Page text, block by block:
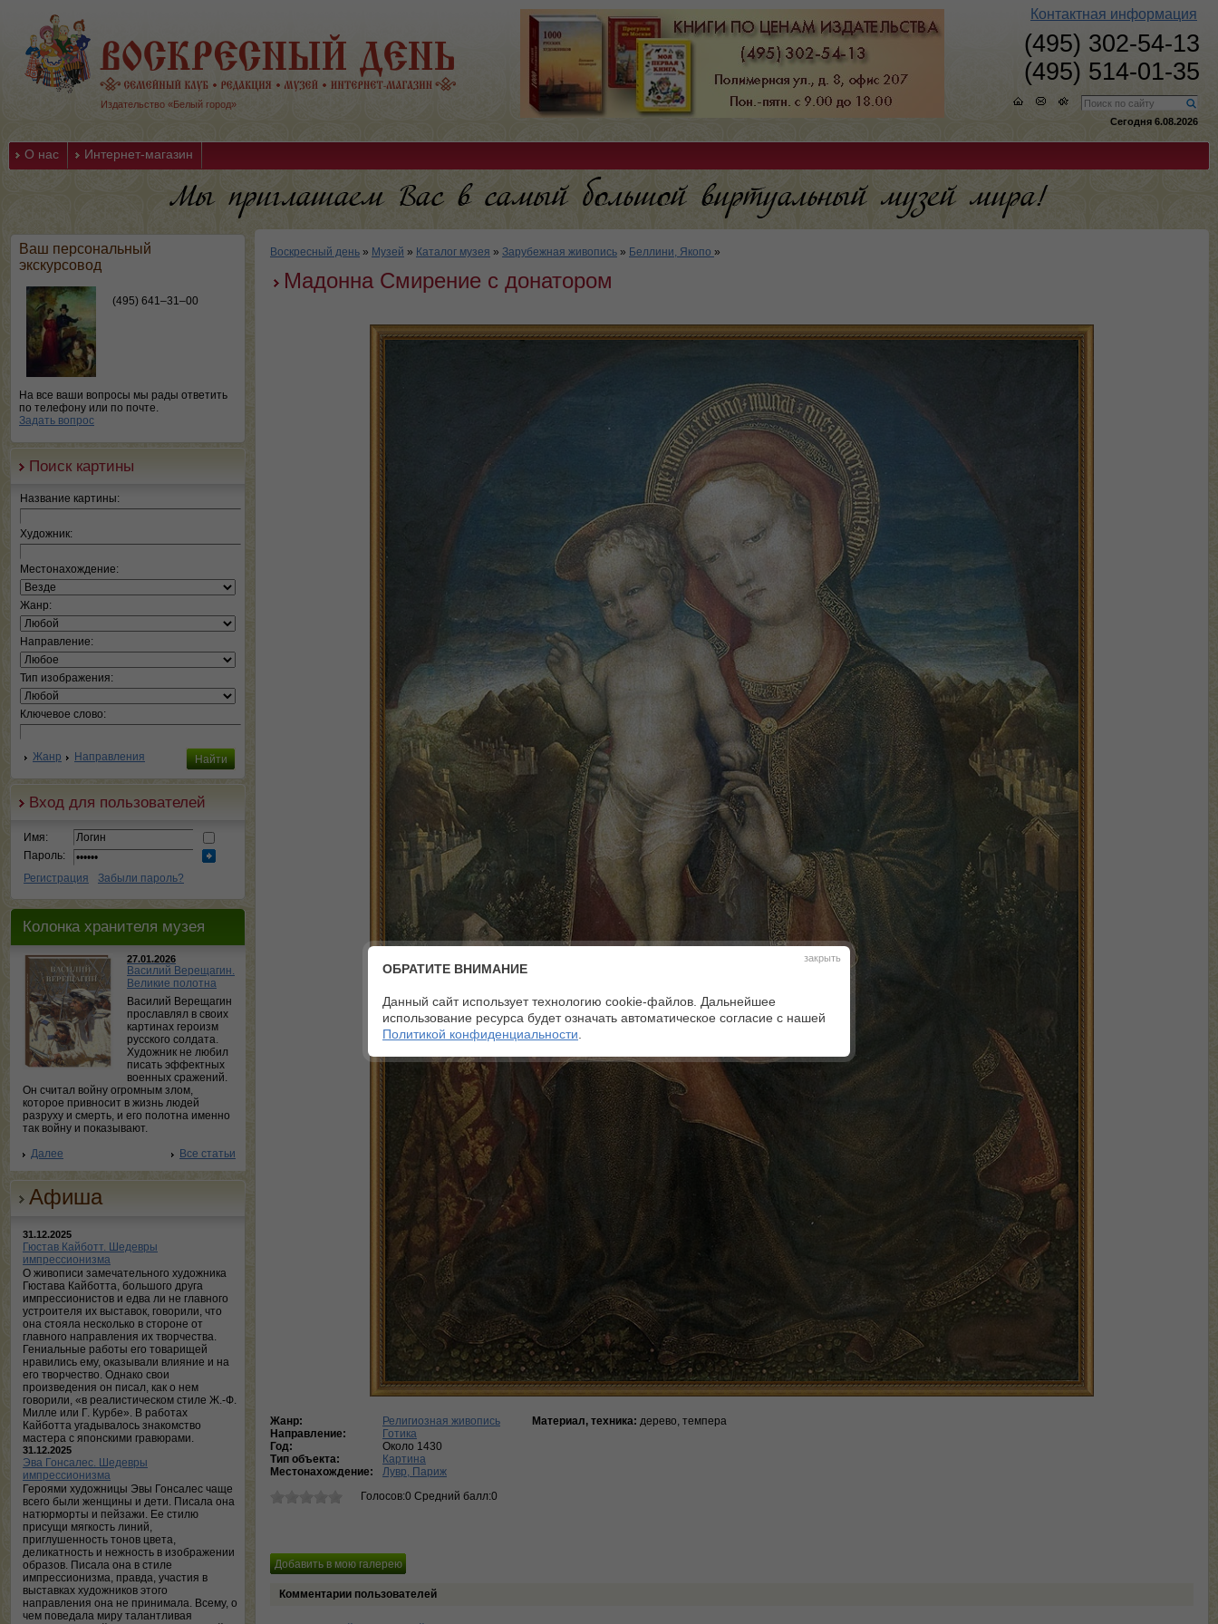
Издательство «Белый город»
Контактная информация
(495) 302-54-13
(495) 514-01-35
Сегодня 6.08.2026
О нас Интернет-магазин
Ваш персональный
экскурсовод
(495) 641–31–00
На все ваши вопросы мы рады ответить
по телефону или по почте.
Задать вопрос
Поиск картины
Название картины:
Художник:
Местонахождение:
Жанр:
Направление:
Тип изображения:
Ключевое слово:
Жанр Направления
Вход для пользователей
Имя:
Пароль:
Регистрация
Забыли пароль?
Колонка хранителя музея
27.01.2026
Василий Верещагин.
Великие полотна
Василий Верещагин
прославлял в своих
картинах героизм
русского солдата.
Художник не любил
писать эффектных
военных сражений.
Он считал войну огромным злом,
которое привносит в жизнь людей
разруху и смерть, и его полотна именно
так войну и показывают.
Далее
Все статьи
Афиша
31.12.2025
Гюстав Кайботт. Шедевры
импрессионизма
О живописи замечательного художника
Гюстава Кайботта, большого друга
импрессионистов и едва ли не главного
устроителя их выставок, говорили, что
она стояла несколько в стороне от
главного направления их творчества.
Гениальные работы его товарищей
нравились ему, оказывали влияние и на
его творчество. Однако свои
произведения он писал, как о нем
говорили, «в реалистическом стиле Ж.-Ф.
Милле или Г. Курбе». В работах
Кайботта угадывалось знакомство
мастера с японскими гравюрами.
31.12.2025
Эва Гонсалес. Шедевры
импрессионизма
Героями художницы Эвы Гонсалес чаще
всего были женщины и дети. Писала она
натюрморты и пейзажи. Ее стилю
присущи мягкость линий,
приглушенность тонов цвета,
деликатность и нежность в изображении
образов. Писала она в стиле
импрессионизма, правда, участия в
выставках художников этого
направления она не принимала. Всему, о
чем поведала миру талантливая
Воскресный день » Музей » Каталог музея » Зарубежная живопись » Беллини, Якопо »
Мадонна Смирение с донатором
Жанр:
Религиозная живопись
Направление:
Готика
Год:
Около 1430
Тип объекта:
Картина
Местонахождение:
Лувр, Париж
Голосов:0 Средний балл:0
Материал, техника: дерево, темпера
Комментарии пользователей
закрыть
ОБРАТИТЕ ВНИМАНИЕ
Данный сайт использует технологию cookie-файлов. Дальнейшее
использование ресурса будет означать автоматическое согласие с нашей
Политикой конфиденциальности